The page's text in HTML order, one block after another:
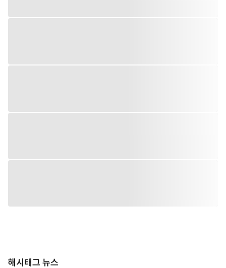
해시태그 뉴스